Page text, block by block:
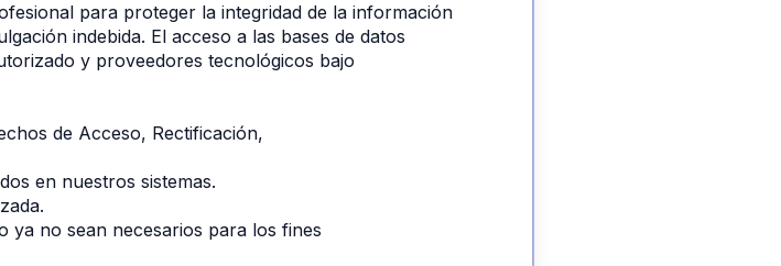
para proteger la integridad de la información
indebida. El acceso a las bases de datos
y proveedores tecnológicos bajo
de Acceso, Rectificación,
en nuestros sistemas.
ya no sean necesarios para los fines